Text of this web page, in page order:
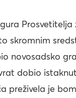
skromnim
novosadsko
dobio
preživela je